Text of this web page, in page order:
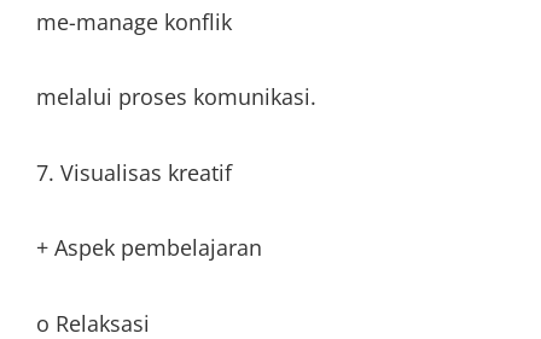
me-manage konflik
melalui proses komunikasi.
7. Visualisas kreatif
+ Aspek pembelajaran
o Relaksasi